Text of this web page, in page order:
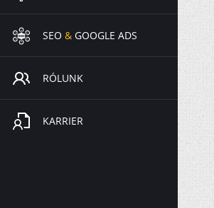
SEO & GOOGLE ADS
RÓLUNK
KARRIER